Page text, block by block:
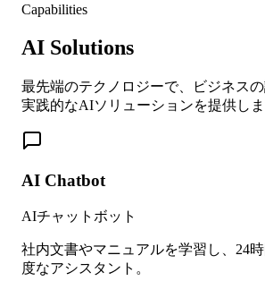
Capabilities
AI Solutions
最先端のテクノロジーで、ビジネス
実践的なAIソリューションを提供しま
AI Chatbot
AIチャットボット
社内文書やマニュアルを学習し、24
度なアシスタント。